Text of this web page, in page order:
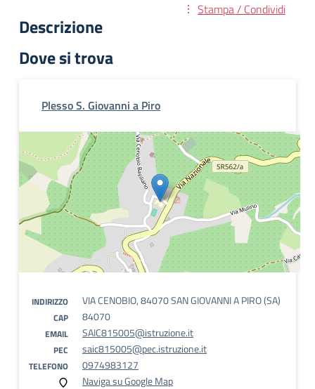
Stampa / Condividi
Descrizione
Dove si trova
Plesso S. Giovanni a Piro
INDIRIZZO VIA CENOBIO, 84070 SAN GIOVANNI A PIRO (SA)
CAP 84070
EMAIL SAIC815005@istruzione.it
PEC saic815005@pec.istruzione.it
TELEFONO
0974983127
Naviga su Google Map